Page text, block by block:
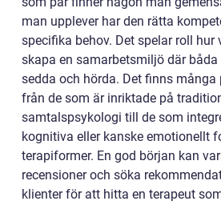
man upplever har den rätta
specifika behov. Det spelar roll hur
skapa en samarbetsmiljö där båda
sedda och hörda. Det finns många
från de som är inriktade på
samtalspsykologi till de som
kognitiva eller kanske emotionellt
terapiformer. En god början kan
recensioner och söka
klienter för att hitta en terapeut